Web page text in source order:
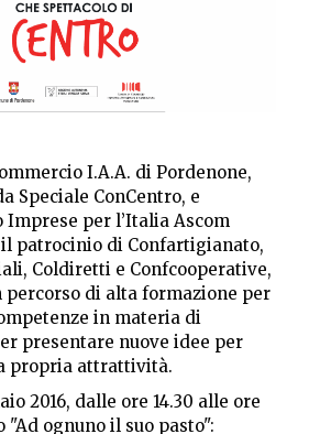
I.A.A. di Pordenone,
Speciale ConCentro, e
Imprese per l’Italia Ascom
patrocinio di Confartigianato,
Coldiretti e Confcooperative,
percorso di alta formazione per
in materia di
presentare nuove idee per
propria attrattività.
2016, dalle ore 14.30 alle ore
"Ad ognuno il suo pasto":